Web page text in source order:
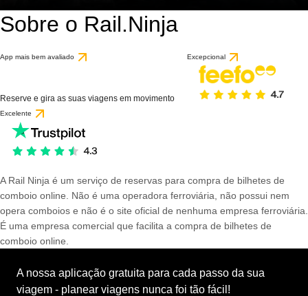
Sobre o Rail.Ninja
App mais bem avaliado
Reserve e gira as suas viagens em movimento
Excepcional
Excelente
A Rail Ninja é um serviço de reservas para compra de bilhetes de
comboio online. Não é uma operadora ferroviária, não possui nem
opera comboios e não é o site oficial de nenhuma empresa ferroviária.
É uma empresa comercial que facilita a compra de bilhetes de
comboio online.
A nossa aplicação gratuita para cada passo da sua
viagem - planear viagens nunca foi tão fácil!